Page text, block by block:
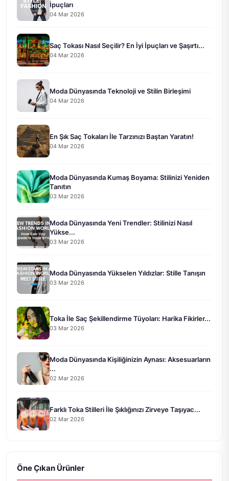
İpuçları
04 Mar 2026
Saç Tokası Nasıl Seçilir? En İyi İpuçları ve Şaşırtı...
04 Mar 2026
Moda Dünyasında Teknoloji ve Stilin Birleşimi
04 Mar 2026
En Şık Saç Tokaları İle Tarzınızı Baştan Yaratın!
04 Mar 2026
Moda Dünyasında Kumaş Boyama: Stilinizi Yeniden
Tanıtın
03 Mar 2026
Moda Dünyasında Yeni Trendler: Stilinizi Nasıl
Yükse...
03 Mar 2026
Moda Dünyasında Yükselen Yıldızlar: Stille Tanışın
03 Mar 2026
Toka İle Saç Şekillendirme Tüyoları: Harika Fikirler...
03 Mar 2026
Moda Dünyasında Kişiliğinizin Aynası: Aksesuarların
...
02 Mar 2026
Farklı Toka Stilleri İle Şıklığınızı Zirveye Taşıyac...
02 Mar 2026
Öne Çıkan Ürünler